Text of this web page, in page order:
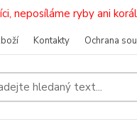
neposíláme ryby ani
Kontakty Ochrana